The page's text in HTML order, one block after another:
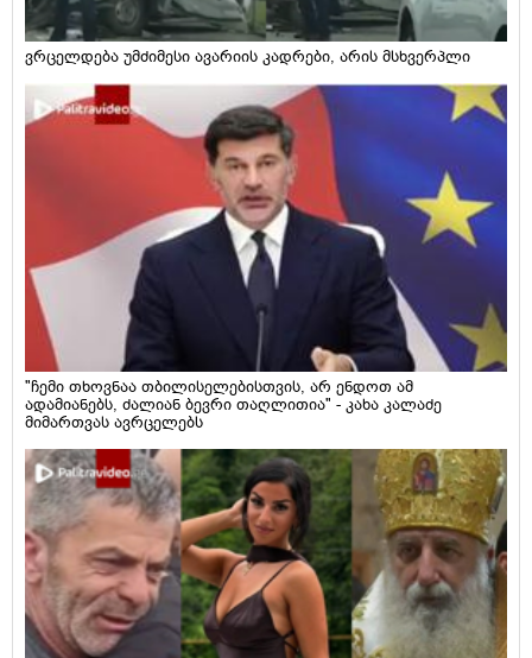
ვრცელდება უმძიმესი ავარიის კადრები, არის მსხვერპლი
"ჩემი თხოვნაა თბილისელებისთვის, არ ენდოთ ამ
ადამიანებს, ძალიან ბევრი თაღლითია" - კახა კალაძე
მიმართვას ავრცელებს